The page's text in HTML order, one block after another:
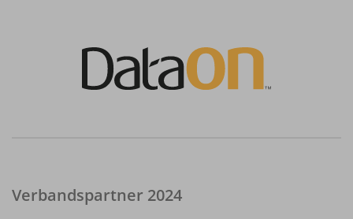
Verbandspartner 2024